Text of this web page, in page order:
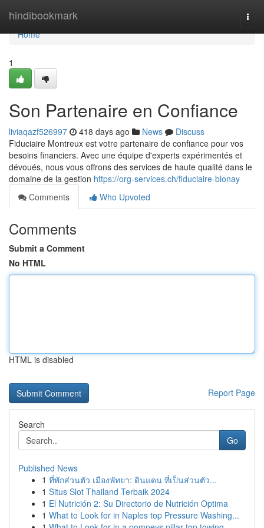
hindibookmark
Home
Home
1
Son Partenaire en Confiance
liviaqazf526997 418 days ago News
Discuss
Fiduciaire Montreux est votre partenaire de confiance pour vos
besoins financiers. Avec une équipe d'experts expérimentés et
dévoués, nous vous offrons des services de haute qualité dans le
domaine de la gestion https://org-services.ch/fiduciaire-blonay
Comments
Who Upvoted
Comments
Submit a Comment
No HTML
HTML is disabled
Report Page
Search
Go
Published News
1 ที่พักส่วนตัว เมืองพัทยา: ดินแดน ที่เป็นส่วนตัว...
1 Situs Slot Thailand Terbaik 2024
1 El Nutrición 2: Su Directorio de Nutrición Optima
1 What to Look for in Naples top Pressure Washing...